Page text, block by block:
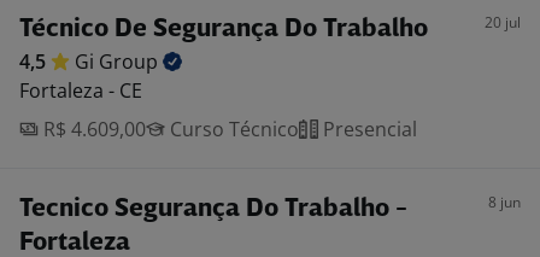
Técnico De Segurança Do Trabalho 20 jul
4,5 Gi Group
Fortaleza - CE
R$ 4.609,00
Curso Técnico Presencial
Tecnico Segurança Do Trabalho -
Fortaleza
8 jun